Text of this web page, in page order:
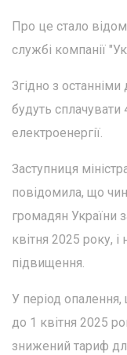
Про це стало
службі компанії
Згідно з останніми
будуть сплачувати
електроенергії.
Заступниця
повідомила, що
громадян України
квітня 2025 року,
підвищення.
У період
до 1 квітня 2025
знижений тариф